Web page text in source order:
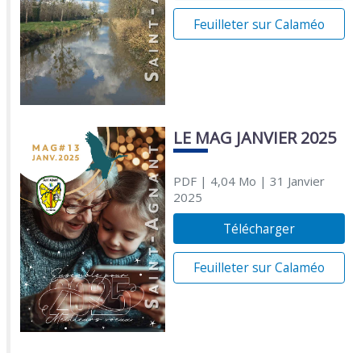
Feuilleter sur Calaméo
LE MAG JANVIER 2025
PDF| 4,04 Mo | 31 Janvier
2025
Télécharger
Feuilleter sur Calaméo